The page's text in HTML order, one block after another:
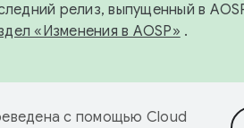
релиз, выпущенный в
«Изменения в AOSP» .
с помощью Cloud